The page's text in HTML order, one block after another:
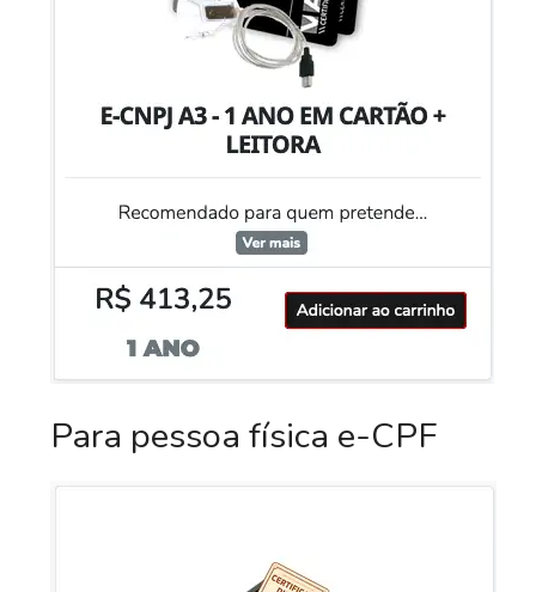
Para pessoa física e-CPF